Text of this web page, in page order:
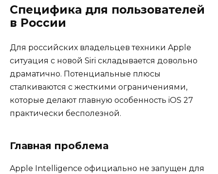
Специфика для пользователей
в России
Для российских владельцев техники Apple
ситуация с новой Siri складывается довольно
драматично. Потенциальные плюсы
сталкиваются с жесткими ограничениями,
которые делают главную особенность iOS 27
практически бесполезной.
Главная проблема
Apple Intelligence официально не запущен для